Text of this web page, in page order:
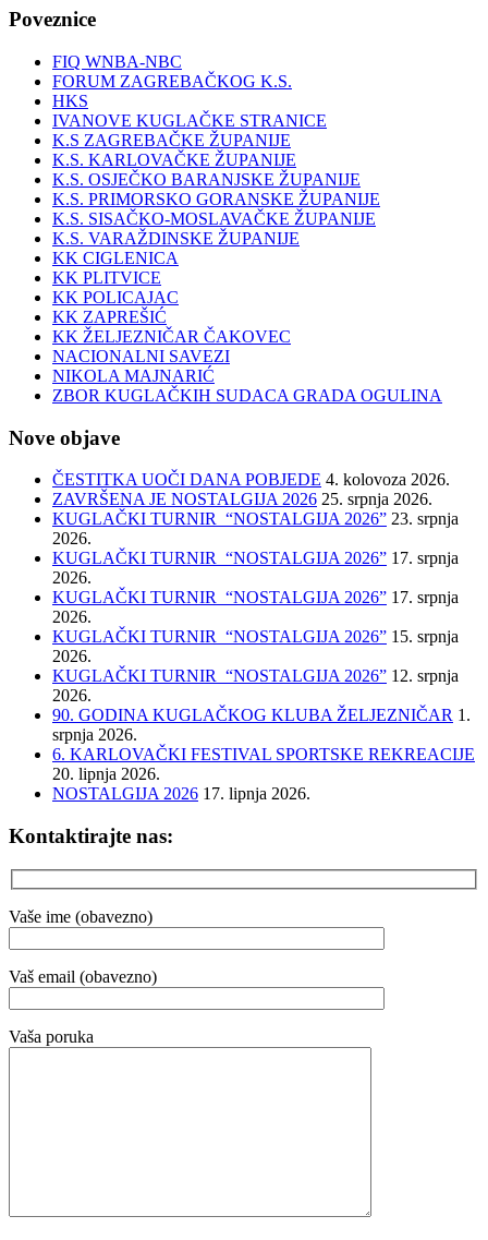
Poveznice
FIQ WNBA-NBC
FORUM ZAGREBAČKOG K.S.
HKS
IVANOVE KUGLAČKE STRANICE
K.S ZAGREBAČKE ŽUPANIJE
K.S. KARLOVAČKE ŽUPANIJE
K.S. OSJEČKO BARANJSKE ŽUPANIJE
K.S. PRIMORSKO GORANSKE ŽUPANIJE
K.S. SISAČKO-MOSLAVAČKE ŽUPANIJE
K.S. VARAŽDINSKE ŽUPANIJE
KK CIGLENICA
KK PLITVICE
KK POLICAJAC
KK ZAPREŠIĆ
KK ŽELJEZNIČAR ČAKOVEC
NACIONALNI SAVEZI
NIKOLA MAJNARIĆ
ZBOR KUGLAČKIH SUDACA GRADA OGULINA
Nove objave
ČESTITKA UOČI DANA POBJEDE 4. kolovoza 2026.
ZAVRŠENA JE NOSTALGIJA 2026 25. srpnja 2026.
KUGLAČKI TURNIR “NOSTALGIJA 2026” 23. srpnja
2026.
KUGLAČKI TURNIR “NOSTALGIJA 2026” 17. srpnja
2026.
KUGLAČKI TURNIR “NOSTALGIJA 2026” 17. srpnja
2026.
KUGLAČKI TURNIR “NOSTALGIJA 2026” 15. srpnja
2026.
KUGLAČKI TURNIR “NOSTALGIJA 2026” 12. srpnja
2026.
90. GODINA KUGLAČKOG KLUBA ŽELJEZNIČAR 1.
srpnja 2026.
6. KARLOVAČKI FESTIVAL SPORTSKE REKREACIJE
20. lipnja 2026.
NOSTALGIJA 2026 17. lipnja 2026.
Kontaktirajte nas:
Vaše ime (obavezno)
Vaš email (obavezno)
Vaša poruka